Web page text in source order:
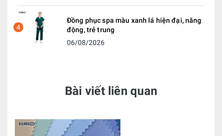
4
Đồng phục spa màu xanh lá hiện đại, năng
động, trẻ trung
06/08/2026
Bài viết liên quan